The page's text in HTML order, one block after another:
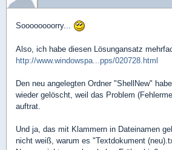
Soooooooorry...
Also, ich habe diesen Lösungansatz
http://www.windowspa...pps/020728.html
Den neu angelegten Ordner "ShellNew"
wieder gelöscht, weil das Problem
auftrat.
Und ja, das mit Klammern in Dateinamen
nicht weiß, warum es "Textdokument